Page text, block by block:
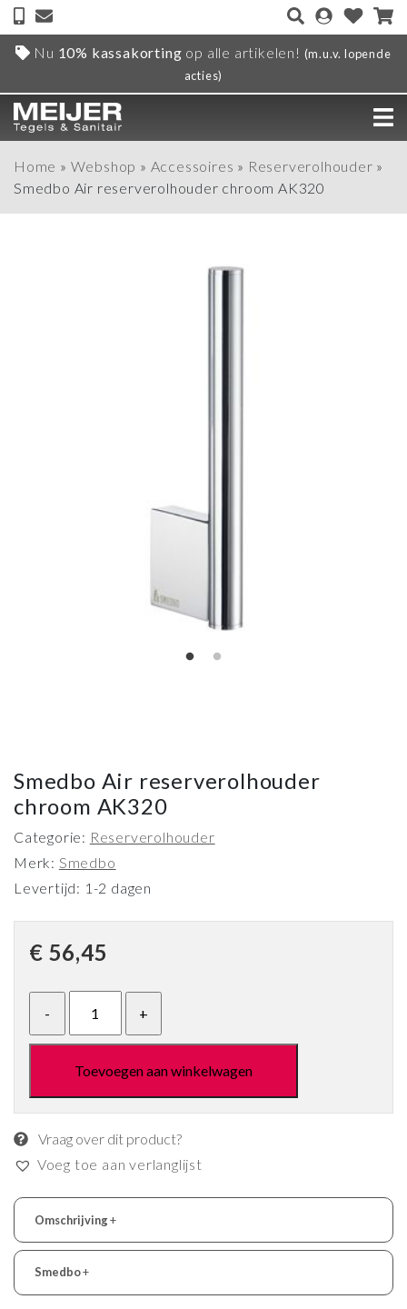
Nu 10% kassakorting op alle artikelen! (m.u.v. lopende
acties)
Home » Webshop » Accessoires » Reserverolhouder »
Smedbo Air reserverolhouder chroom AK320
Smedbo Air reserverolhouder
chroom AK320
Categorie: Reserverolhouder
Merk: Smedbo
Levertijd: 1-2 dagen
€ 56,45
Toevoegen aan winkelwagen
Vraag over dit product?
Voeg toe aan verlanglijst
Omschrijving+
Smedbo+